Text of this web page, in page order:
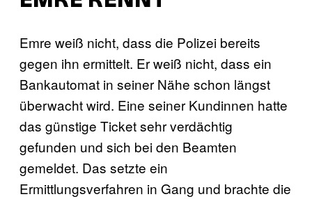
Emre weiß nicht, dass die Polizei bereits
gegen ihn ermittelt. Er weiß nicht, dass ein
Bankautomat in seiner Nähe schon längst
überwacht wird. Eine seiner Kundinnen hatte
das günstige Ticket sehr verdächtig
gefunden und sich bei den Beamten
gemeldet. Das setzte ein
Ermittlungsverfahren in Gang und brachte die